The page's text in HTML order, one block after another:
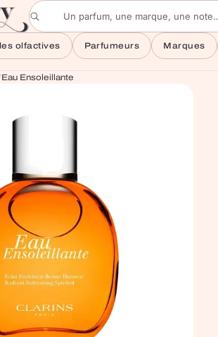
Rechercher un parfum
olfactives Parfumeurs Marques
Eau Ensoleillante